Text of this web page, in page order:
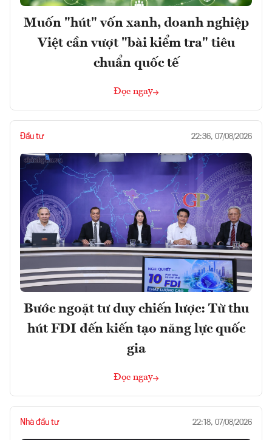
Muốn "hút" vốn xanh, doanh nghiệp
Việt cần vượt "bài kiểm tra" tiêu
chuẩn quốc tế
Đọc ngay
Đầu tư 22:36, 07/08/2026
Bước ngoặt tư duy chiến lược: Từ thu
hút FDI đến kiến tạo năng lực quốc
gia
Đọc ngay
Nhà đầu tư 22:18, 07/08/2026